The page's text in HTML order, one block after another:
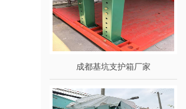
成都基坑支护箱厂家